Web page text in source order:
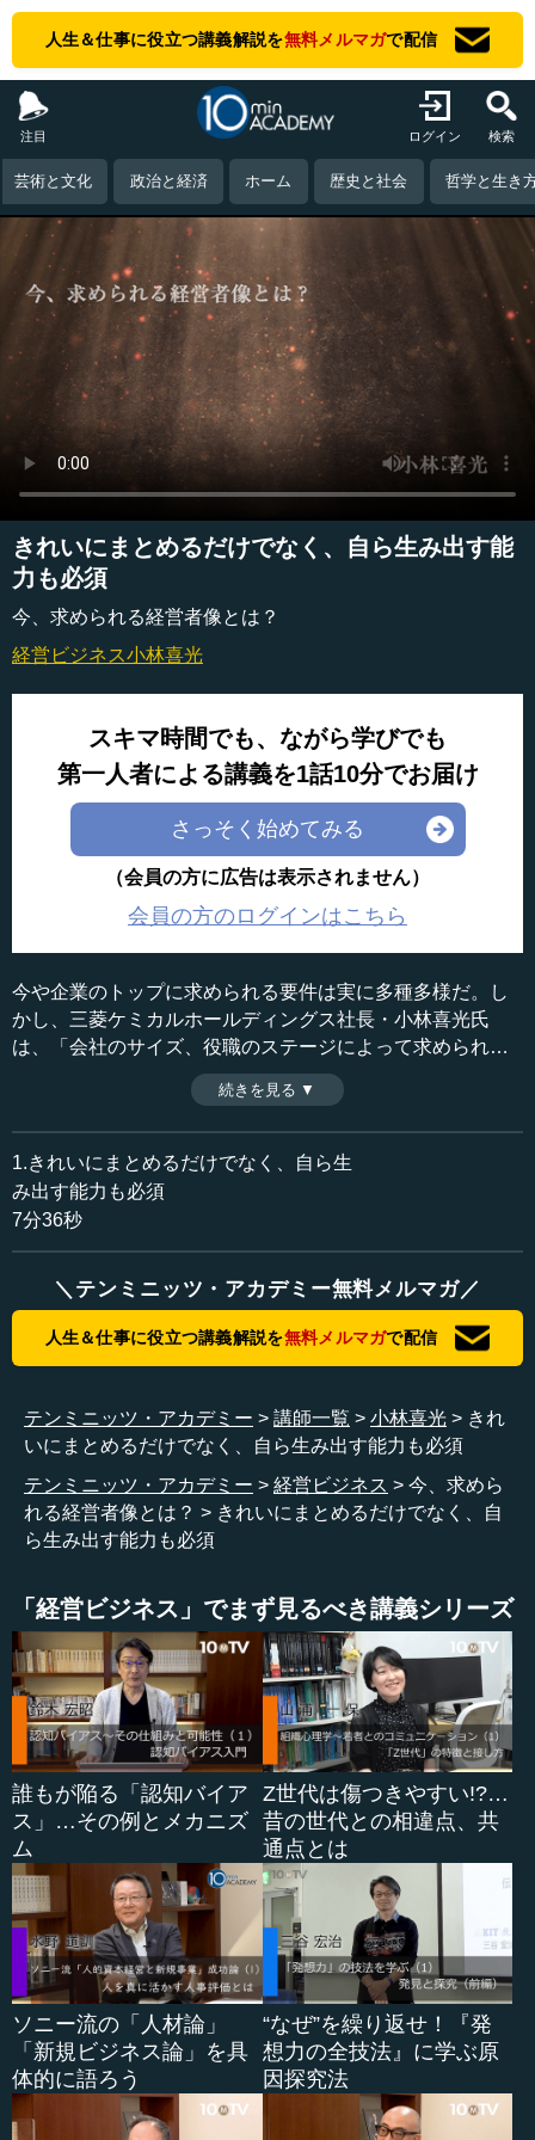
人生＆仕事に役立つ講義解説を無料メルマガで配信
注目 ログイン 検索
芸術と文化 政治と経済 ホーム 歴史と社会 哲学と生き
きれいにまとめるだけでなく、自ら生み出す能
力も必須
今、求められる経営者像とは？
経営ビジネス小林喜光
スキマ時間でも、ながら学びでも
第一人者による講義を1話10分でお届け
さっそく始めてみる
（会員の方に広告は表示されません）
会員の方のログインはこちら
今や企業のトップに求められる要件は実に多種多様だ。し
かし、三菱ケミカルホールディングス社長・小林喜光氏
は、「会社のサイズ、役職のステージによって求められる
能力は変わってくる」と語る。経営者に普遍的に求められ
る要件、さまざまな条件下で変わってくる要件など、複数
の視点を交えながらグローバル時代の経営者像を探る。
収録日：2014年9月1日
追加日：2015年4月2日
カテゴリー：
ビジネス・経営
≪全文≫
●難しくて悩ましい後継者選び
はやはり非常に難しくなっていますね。
７割か８割はいつも後継者を誰にしようかを考えながら、
毎日違う人を考えているというのが、まさに率直な思いで
す。考えが行ったり来たりしていますね。
―― しかし、変数がすごく増えてきていますよね。
小林 まず時代状況の変化が激しいですし、やはり最終的
には、まさにサスティナブルな会社を構築して、それに最
も強く臨めるリーダーに足る人間を選ぶしかないではない
ですか。
そこで、私心は一切なくして、そもそも長期的に見たこ
の会社の方向性や時代とのマッチ、時代感性のある人間
で、かつ、そこそこの強いリーダーシップを持ってやれる
人を選ぶのは、なかなか難しいですね。いや、自分も含め
てそれほど簡単ではないですよ、選ぶのは。
―― 小林社長の場合、東大の大学院にいたときに、イス
ラエル、そして、さらにイタリアのピサの大学に行かれ
て、当時の時代の中でまるで違う自分の生き方を、世の中
の生き方にならう形ではなく決められてきたと言えると思
います。小林社長に時代が追いついてきた感じがするので
す。
続きを見る ▼
1.きれいにまとめるだけでなく、自ら生
み出す能力も必須
7分36秒
＼テンミニッツ・アカデミー無料メルマガ／
人生＆仕事に役立つ講義解説を無料メルマガで配信
テンミニッツ・アカデミー 講師一覧 小林喜光
きれ
いにまとめるだけでなく、自ら生み出す能力も必須
テンミニッツ・アカデミー
経営ビジネス
今、求めら
れる経営者像とは？
きれいにまとめるだけでなく、自
ら生み出す能力も必須
「経営ビジネス」でまず見るべき講義シリーズ
誰もが陥る「認知バイア
ス」…その例とメカニズ
ム
Z世代は傷つきやすい!?…
昔の世代との相違点、共
通点とは
ソニー流の「人材論」
「新規ビジネス論」を具
体的に語ろう
“なぜ”を繰り返せ！『発
想力の全技法』に学ぶ原
因探究法